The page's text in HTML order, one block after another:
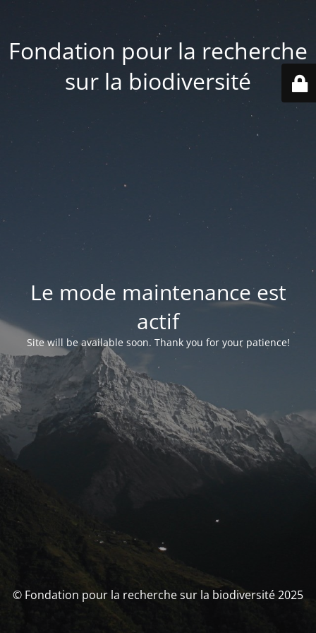
Fondation pour la recherche
sur la biodiversité
Le mode maintenance est
actif
Site will be available soon. Thank you for your patience!
© Fondation pour la recherche sur la biodiversité 2025